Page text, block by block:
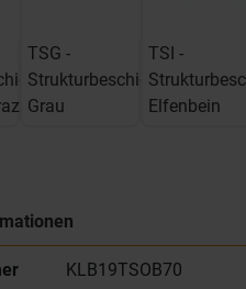
TSG -
Strukturbeschichtet
Grau
TSI -
Elfenbein
KLB19TSOB70